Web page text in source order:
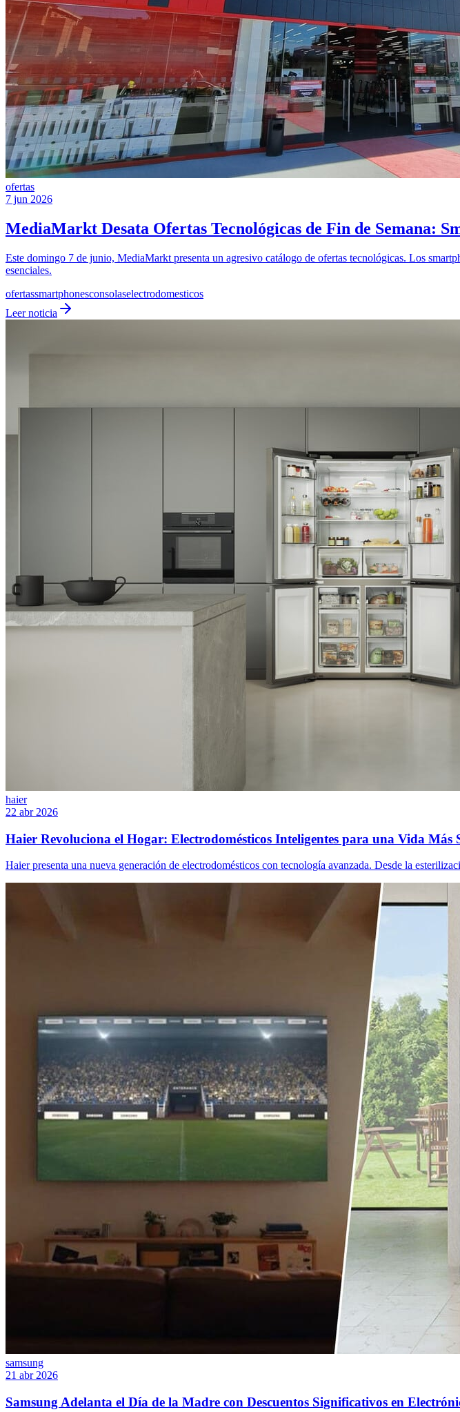
ofertas
7 jun 2026
MediaMarkt Desata Ofertas Tecnológicas de Fin de Semana:
Este domingo 7 de junio, MediaMarkt presenta un agresivo catálogo de ofertas tecnológicas. Los
esenciales.
ofertassmartphonesconsolaselectrodomesticos
Leer noticia
haier
22 abr 2026
Haier Revoluciona el Hogar: Electrodomésticos Inteligentes para una Vida Más
Haier presenta una nueva generación de electrodomésticos con tecnología avanzada. Desde la
samsung
21 abr 2026
Samsung Adelanta el Día de la Madre con Descuentos Significativos en